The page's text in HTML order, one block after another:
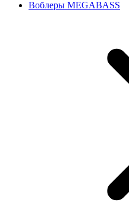
Воблеры MEGABASS